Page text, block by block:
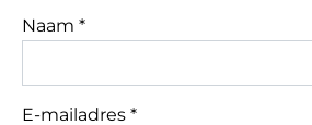
Naam *
E-mailadres *